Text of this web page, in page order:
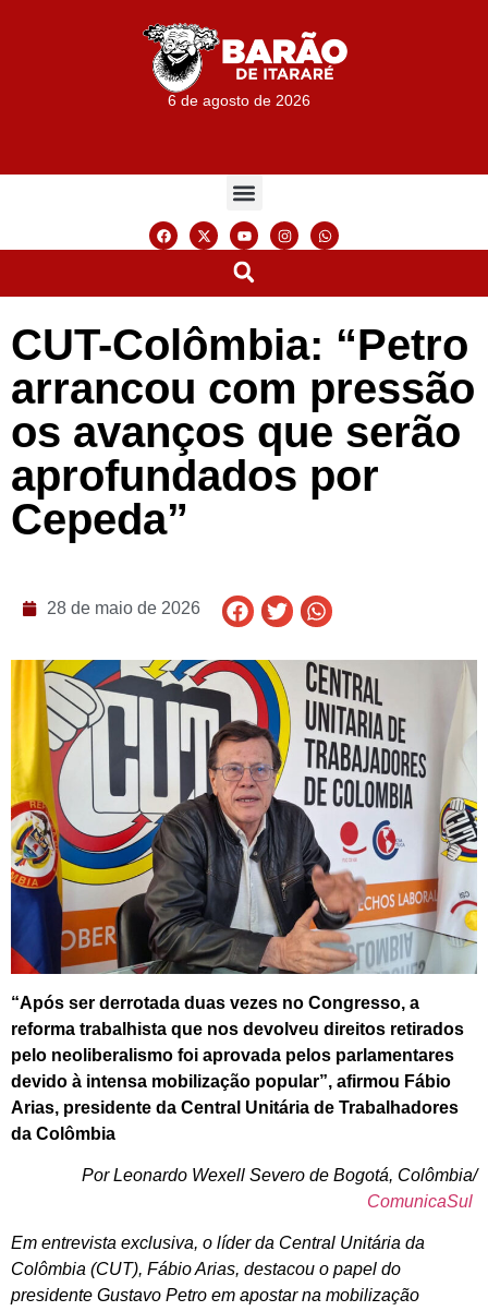
6 de agosto de 2026
CUT-Colômbia: “Petro
arrancou com pressão
os avanços que serão
aprofundados por
Cepeda”
28 de maio de 2026
“Após ser derrotada duas vezes no Congresso, a
reforma trabalhista que nos devolveu direitos retirados
pelo neoliberalismo foi aprovada pelos parlamentares
devido à intensa mobilização popular”, afirmou Fábio
Arias, presidente da Central Unitária de Trabalhadores
da Colômbia
Por Leonardo Wexell Severo de Bogotá, Colômbia/
ComunicaSul
Em entrevista exclusiva, o líder da Central Unitária da
Colômbia (CUT), Fábio Arias, destacou o papel do
presidente Gustavo Petro em apostar na mobilização